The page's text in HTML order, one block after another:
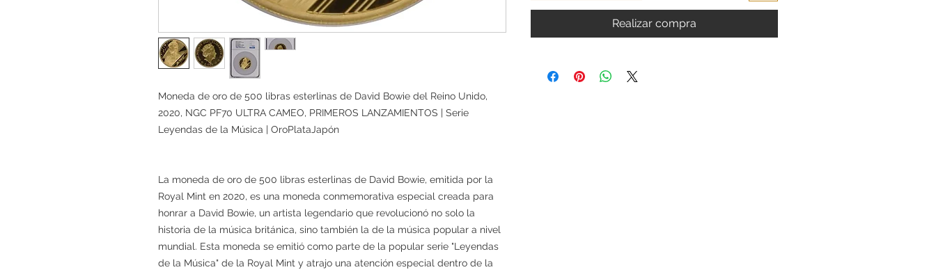
Moneda de oro de 500 libras esterlinas de David Bowie del Reino Unido,
2020, NGC PF70 ULTRA CAMEO, PRIMEROS LANZAMIENTOS | Serie
Leyendas de la Música | OroPlataJapón
La moneda de oro de 500 libras esterlinas de David Bowie, emitida por la
Royal Mint en 2020, es una moneda conmemorativa especial creada para
honrar a David Bowie, un artista legendario que revolucionó no solo la
historia de la música británica, sino también la de la música popular a nivel
mundial. Esta moneda se emitió como parte de la popular serie "Leyendas
de la Música" de la Royal Mint y atrajo una atención especial dentro de la
Realizar compra